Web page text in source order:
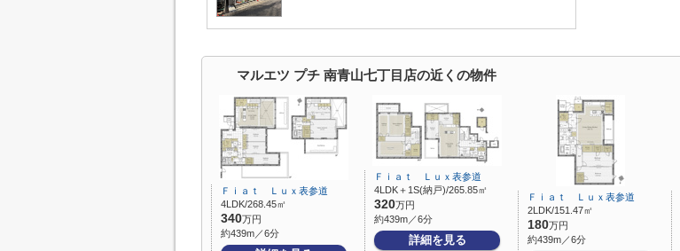
マルエツ プチ 南青山七丁目店の近くの物件
Ｆｉａｔ Ｌｕｘ表参道
4LDK/268.45㎡
340万円
約439m／6分
Ｆｉａｔ Ｌｕｘ表参道
4LDK＋1S(納戸)/265.85㎡
320万円
約439m／6分
詳細を見る
Ｆｉａｔ Ｌｕｘ表参道
2LDK/151.47㎡
180万円
約439m／6分